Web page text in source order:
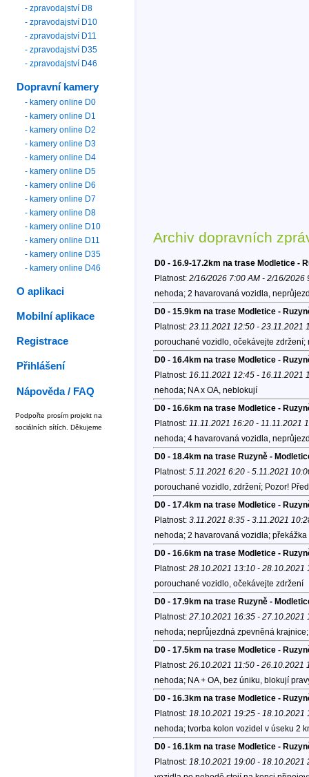
Archiv dopravních
D0 - 16.9-17.2km na trase Modletice -
Platnost: 2/16/2026 7:00 AM - 2/16/2026
nehoda; 2 havarovaná vozidla,
D0 - 15.9km na trase Modletice -
Platnost: 23.11.2021 12:50 - 23.11.2021
porouchané vozidlo, očekávejte
D0 - 16.4km na trase Modletice -
Platnost: 16.11.2021 12:45 - 16.11.2021
nehoda; NA x OA, neblokují
D0 - 16.6km na trase Modletice -
Platnost: 11.11.2021 16:20 - 11.11.2021
nehoda; 4 havarovaná vozidla,
D0 - 18.4km na trase Ruzyně -
Platnost: 5.11.2021 6:20 - 5.11.2021
porouchané vozidlo, zdržení; Pozor!
D0 - 17.4km na trase Modletice -
Platnost: 3.11.2021 8:35 - 3.11.2021
nehoda; 2 havarovaná vozidla;
D0 - 16.6km na trase Modletice -
Platnost: 28.10.2021 13:10 - 28.10.2021
porouchané vozidlo, očekávejte zdržení
D0 - 17.9km na trase Ruzyně -
Platnost: 27.10.2021 16:35 - 27.10.2021
nehoda; neprůjezdná zpevněná
D0 - 17.5km na trase Modletice -
Platnost: 26.10.2021 11:50 - 26.10.2021
nehoda; NA + OA, bez úniku, blokují
D0 - 16.3km na trase Modletice -
Platnost: 18.10.2021 19:25 - 18.10.2021
nehoda; tvorba kolon vozidel v úseku 2
D0 - 16.1km na trase Modletice -
Platnost: 18.10.2021 19:00 - 18.10.2021
- zpravodajství D8
- zpravodajství D10
- zpravodajství D11
- zpravodajství D35
- zpravodajství D46
Dopravní kamery
- kamery online D0
- kamery online D1
- kamery online D2
- kamery online D3
- kamery online D4
- kamery online D5
- kamery online D6
- kamery online D7
- kamery online D8
- kamery online D10
- kamery online D11
- kamery online D35
- kamery online D46
O aplikaci
Mobilní aplikace
Registrace
Přihlášení
Nápověda / FAQ
Podpořte prosím projekt na
sociálních sítích. Děkujeme